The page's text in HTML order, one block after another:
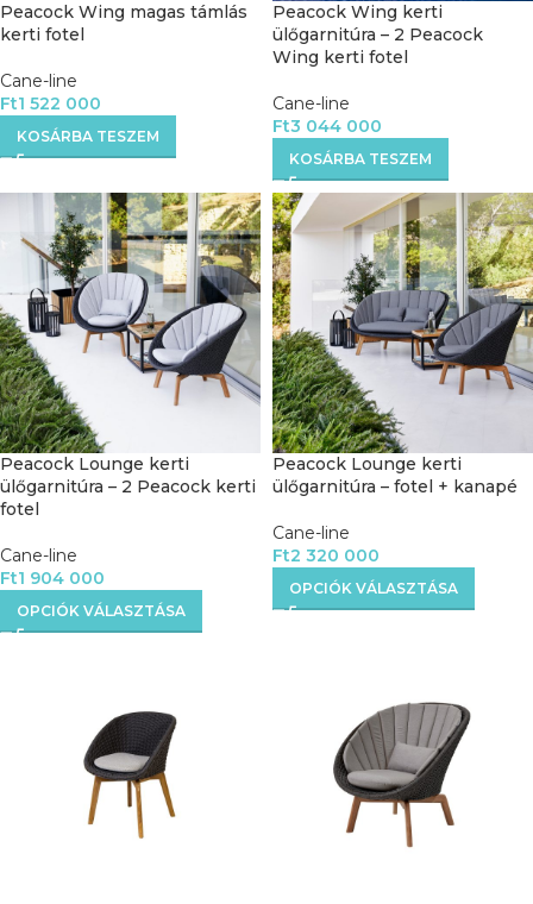
Peacock Wing magas támlás
kerti fotel
Cane-line
Ft1 522 000
KOSÁRBA TESZEM
Peacock Wing kerti
ülőgarnitúra – 2 Peacock
Wing kerti fotel
Cane-line
Ft3 044 000
KOSÁRBA TESZEM
Peacock Lounge kerti
ülőgarnitúra – 2 Peacock kerti
fotel
Cane-line
Ft1 904 000
OPCIÓK VÁLASZTÁSA
Peacock Lounge kerti
ülőgarnitúra – fotel + kanapé
Cane-line
Ft2 320 000
OPCIÓK VÁLASZTÁSA